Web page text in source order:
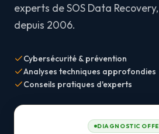
experts de SOS Data
depuis 2006.
Cybersécurité & prévention
Analyses techniques approfondies
Conseils pratiques d'experts
DIAGNOSTIC